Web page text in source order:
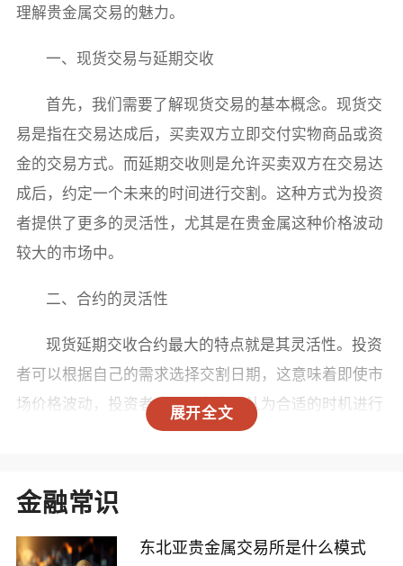
展开全文
理解贵金属交易的魅力。
一、现货交易与延期交收
首先，我们需要了解现货交易的基本概念。现货交
易是指在交易达成后，买卖双方立即交付实物商品或资
金的交易方式。而延期交收则是允许买卖双方在交易达
成后，约定一个未来的时间进行交割。这种方式为投资
者提供了更多的灵活性，尤其是在贵金属这种价格波动
较大的市场中。
二、合约的灵活性
现货延期交收合约最大的特点就是其灵活性。投资
者可以根据自己的需求选择交割日期，这意味着即使市
场价格波动，投资者也可以在自己认为合适的时机进行
交割。对于那些对市场动态有较强把握的投资者来说，
三、杠杆效应
许多贵金属交易平台提供杠杆交易的选项。通过现
金融常识
东北亚贵金属交易所是什么模式